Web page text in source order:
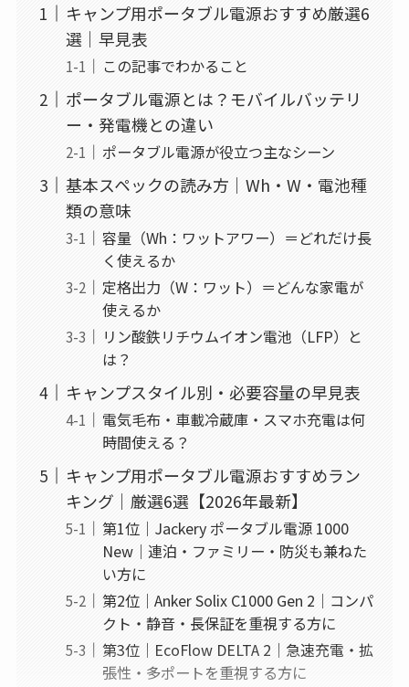
キャンプ用ポータブル電源おすすめ厳選6
選｜早見表
この記事でわかること
ポータブル電源とは？モバイルバッテリ
ー・発電機との違い
ポータブル電源が役立つ主なシーン
基本スペックの読み方｜Wh・W・電池種
類の意味
容量（Wh：ワットアワー）＝どれだけ長
く使えるか
定格出力（W：ワット）＝どんな家電が
使えるか
リン酸鉄リチウムイオン電池（LFP）と
は？
キャンプスタイル別・必要容量の早見表
電気毛布・車載冷蔵庫・スマホ充電は何
時間使える？
キャンプ用ポータブル電源おすすめラン
キング｜厳選6選【2026年最新】
第1位｜Jackery ポータブル電源 1000
New｜連泊・ファミリー・防災も兼ねた
い方に
第2位｜Anker Solix C1000 Gen 2｜コンパ
クト・静音・長保証を重視する方に
第3位｜EcoFlow DELTA 2｜急速充電・拡
張性・多ポートを重視する方に